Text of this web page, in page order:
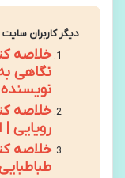
دیگر کاربران
خلاصه
نگاهی
رویایی
خلاصه